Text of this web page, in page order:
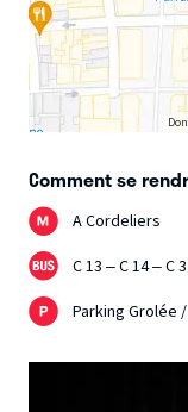
Comment se
A Cordeliers
C 13 – C 14 – C
Parking Grolée